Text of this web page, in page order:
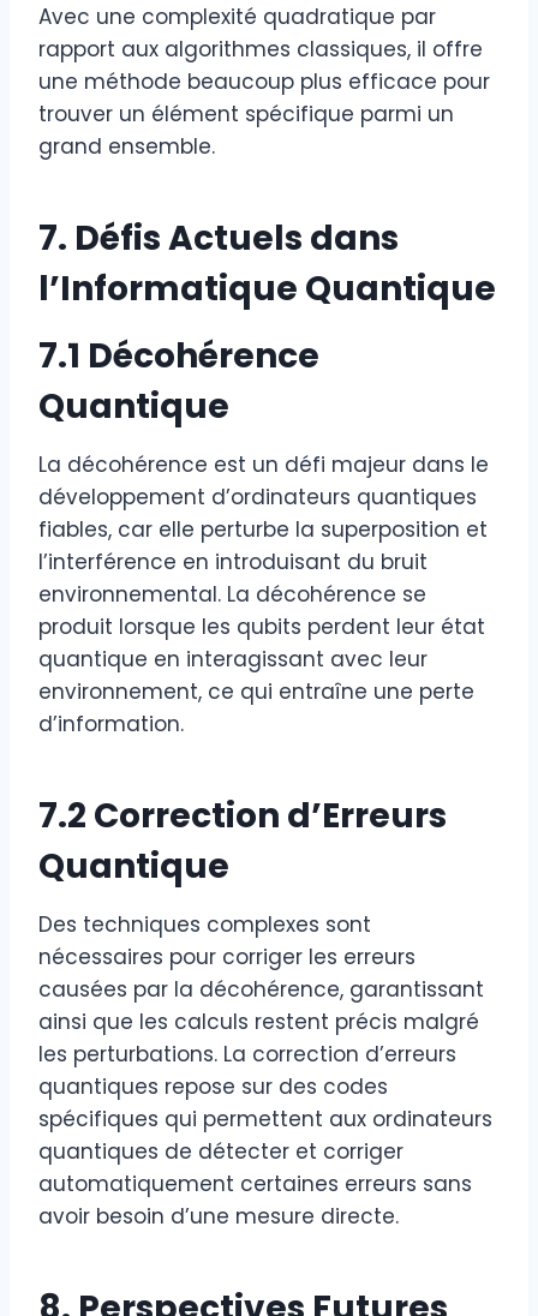
Avec une complexité quadratique par
rapport aux algorithmes classiques, il offre
une méthode beaucoup plus efficace pour
trouver un élément spécifique parmi un
grand ensemble.
7. Défis Actuels dans
l’Informatique Quantique
7.1 Décohérence
Quantique
La décohérence est un défi majeur dans le
développement d’ordinateurs quantiques
fiables, car elle perturbe la superposition et
l’interférence en introduisant du bruit
environnemental. La décohérence se
produit lorsque les qubits perdent leur état
quantique en interagissant avec leur
environnement, ce qui entraîne une perte
d’information.
7.2 Correction d’Erreurs
Quantique
Des techniques complexes sont
nécessaires pour corriger les erreurs
causées par la décohérence, garantissant
ainsi que les calculs restent précis malgré
les perturbations. La correction d’erreurs
quantiques repose sur des codes
spécifiques qui permettent aux ordinateurs
quantiques de détecter et corriger
automatiquement certaines erreurs sans
avoir besoin d’une mesure directe.